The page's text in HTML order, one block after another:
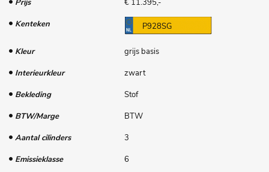
Prijs
€ 11.395,-
Kenteken
P928SG
Kleur
grijs basis
Interieurkleur
zwart
Bekleding
Stof
BTW/Marge
BTW
Aantal cilinders
3
Emissieklasse
6